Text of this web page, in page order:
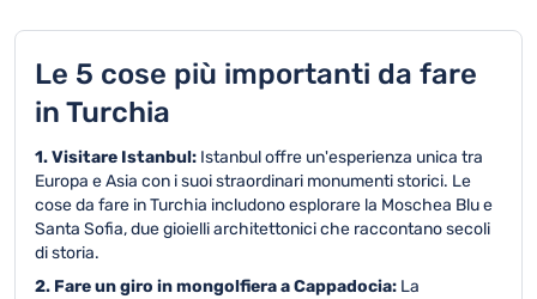
Le 5 cose più importanti da fare
in Turchia
1. Visitare Istanbul: Istanbul offre un'esperienza unica tra
Europa e Asia con i suoi straordinari monumenti storici. Le
cose da fare in Turchia includono esplorare la Moschea Blu e
Santa Sofia, due gioielli architettonici che raccontano secoli
di storia.
2. Fare un giro in mongolfiera a Cappadocia: La